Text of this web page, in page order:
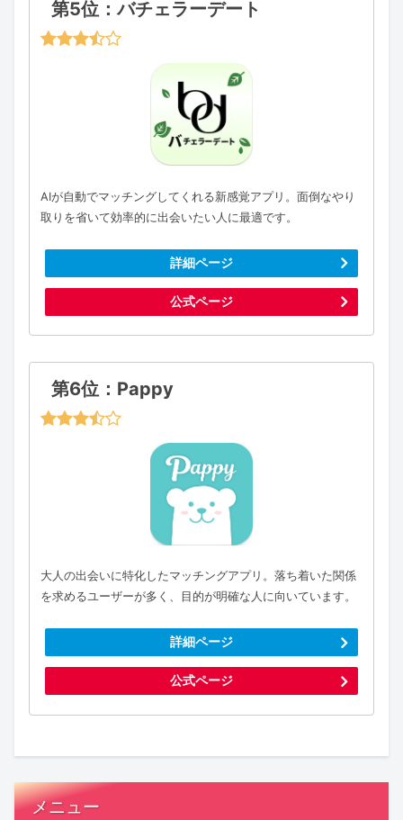
第5位：バチェラーデート
AIが自動でマッチングしてくれる新感覚アプリ。面倒なやり
取りを省いて効率的に出会いたい人に最適です。
詳細ページ
公式ページ
第6位：Pappy
大人の出会いに特化したマッチングアプリ。落ち着いた関係
を求めるユーザーが多く、目的が明確な人に向いています。
詳細ページ
公式ページ
メニュー